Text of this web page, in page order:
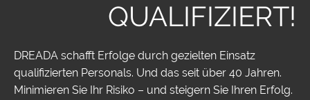
QUALIFIZIERT!
DREADA schafft Erfolge durch gezielten Einsatz
qualifizierten Personals. Und das seit über 40 Jahren.
Minimieren Sie Ihr Risiko – und steigern Sie Ihren Erfolg.